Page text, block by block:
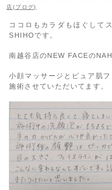
店(ブログ)
ココロもカラダもほぐして
SHIHOです。
南越谷店のNEW FACEの
小顔マッサージとピュア肌
施術させていただいてます。